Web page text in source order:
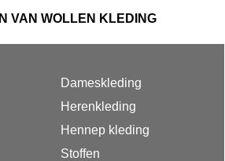
VAN WOLLEN KLEDING
Dameskleding
Herenkleding
Hennep kleding
Stoffen